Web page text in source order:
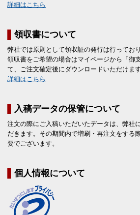
詳細はこちら
領収書について
弊社では原則として領収証の発行は行っており
領収書をご希望の場合はマイページから「御
て、ご注文確定後にダウンロードいただけます
詳細はこちら
入稿データの保管について
注文の際にご入稿いただいたデータは、弊社
だきます。その期間内で増刷・再注文をする
要でございます。
個人情報について